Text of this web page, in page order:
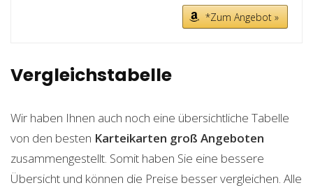
*Zum Angebot »
Vergleichstabelle
Wir haben Ihnen auch noch eine übersichtliche Tabelle
von den besten Karteikarten groß Angeboten
zusammengestellt. Somit haben Sie eine bessere
Übersicht und können die Preise besser vergleichen. Alle